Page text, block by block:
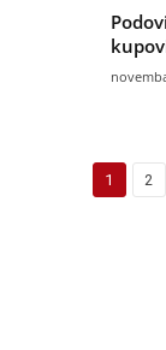
1 2